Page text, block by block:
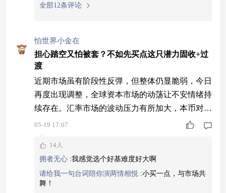
全部12条评论
怕世界小金在
担心踏空又怕被套？不如先买点这只潜力固收+过
渡
近期市场虽有阶段性反弹，但整体仍显脆弱，今日
再度出现调整，全球资本市场的动荡让不安情绪持
续存在。汇率市场的波动压力有所加大，本币对主
要货币的汇率出现小幅波动，这种波动对跨境资金
价，加剧了短期市场的波动。当前环境下，单纯依
赖权益产品可能面临较大的净值起伏，而纯债产品
的收益弹性又显不足，固收+类产品恰好填补了这
05-19 17:07
14人
拥者无心 :我感觉选个好基难度好大啊
请给我一句台词陪你演两情相悦 :小买一点，与市场共
舞！